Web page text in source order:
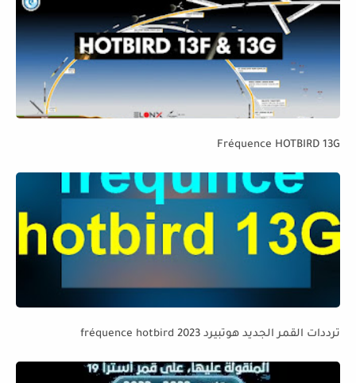
Fréquence HOTBIRD 13G
ترددات القمر الجديد هوتبيرد fréquence hotbird 2023